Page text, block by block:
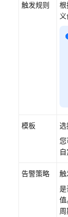
白
题
触发规则
根
义
模板
选
您
自
告警策略
触
是
值